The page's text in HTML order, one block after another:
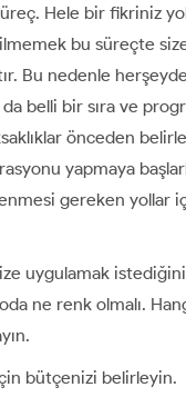
Hele bir fikriniz
bu süreçte
Bu nedenle
belli bir sıra ve
önceden
yapmaya
gereken yollar
uygulamak
ne renk olmalı.
bütçenizi belirleyin.